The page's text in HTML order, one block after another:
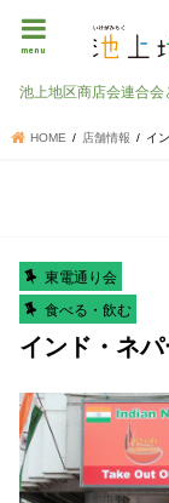
menu
池上地区商店会連合会
HOME 店舗情報 イ
東電通り会
食べる・飲む
インド・ネパ